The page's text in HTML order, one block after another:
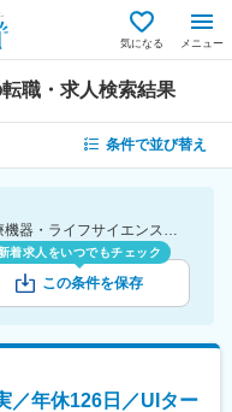
気になる メニュー
職・求人検索結果
条件で並び替え
[勤務地]香川県 [業種]CMO-医薬品・医療機器・ライフサイエンス・医療系サービス [こだわり条件ピックアップ]完全週休2日制 [詳細条件](休日・働き方)完全週休2日制
着求人をいつでもチェック
この条件を保存
／年休126日／UIター